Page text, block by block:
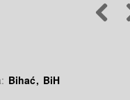
Bihać, BiH